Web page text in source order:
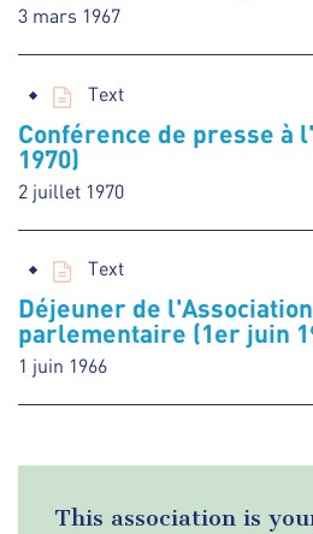
3 mars 1967
Text
Conférence de presse à
1970)
2 juillet 1970
Text
Déjeuner de
parlementaire (1er juin
1 juin 1966
This association is